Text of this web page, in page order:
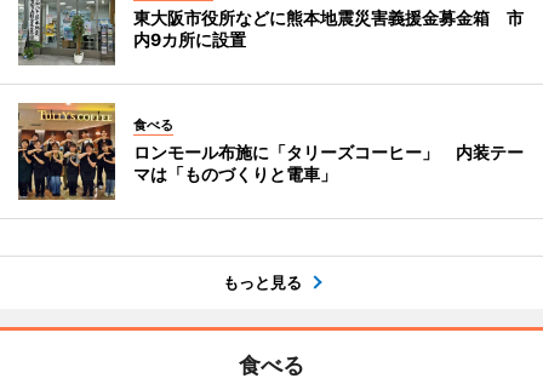
東大阪市役所などに熊本地震災害義援金募金箱 市
内9カ所に設置
食べる
ロンモール布施に「タリーズコーヒー」 内装テー
マは「ものづくりと電車」
もっと見る
食べる